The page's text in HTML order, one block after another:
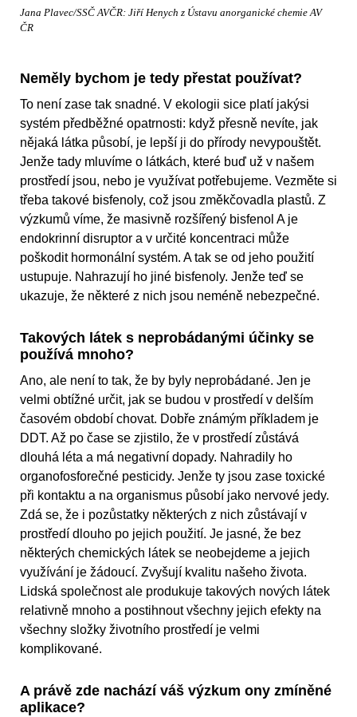
Jana Plavec/SSČ AVČR: Jiří Henych z Ústavu anorganické chemie AV
ČR
Neměly bychom je tedy přestat používat?
To není zase tak snadné. V ekologii sice platí jakýsi
systém předběžné opatrnosti: když přesně nevíte, jak
nějaká látka působí, je lepší ji do přírody nevypouštět.
Jenže tady mluvíme o látkách, které buď už v našem
prostředí jsou, nebo je využívat potřebujeme. Vezměte si
třeba takové bisfenoly, což jsou změkčovadla plastů. Z
výzkumů víme, že masivně rozšířený bisfenol A je
endokrinní disruptor a v určité koncentraci může
poškodit hormonální systém. A tak se od jeho použití
ustupuje. Nahrazují ho jiné bisfenoly. Jenže teď se
ukazuje, že některé z nich jsou neméně nebezpečné.
Takových látek s neprobádanými účinky se
používá mnoho?
Ano, ale není to tak, že by byly neprobádané. Jen je
velmi obtížné určit, jak se budou v prostředí v delším
časovém období chovat. Dobře známým příkladem je
DDT. Až po čase se zjistilo, že v prostředí zůstává
dlouhá léta a má negativní dopady. Nahradily ho
organofosforečné pesticidy. Jenže ty jsou zase toxické
při kontaktu a na organismus působí jako nervové jedy.
Zdá se, že i pozůstatky některých z nich zůstávají v
prostředí dlouho po jejich použití. Je jasné, že bez
některých chemických látek se neobejdeme a jejich
využívání je žádoucí. Zvyšují kvalitu našeho života.
Lidská společnost ale produkuje takových nových látek
relativně mnoho a postihnout všechny jejich efekty na
všechny složky životního prostředí je velmi
komplikované.
A právě zde nachází váš výzkum ony zmíněné
aplikace?